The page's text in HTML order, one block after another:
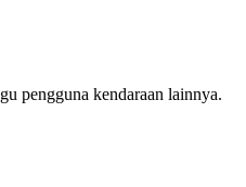
pengguna kendaraan lainnya.